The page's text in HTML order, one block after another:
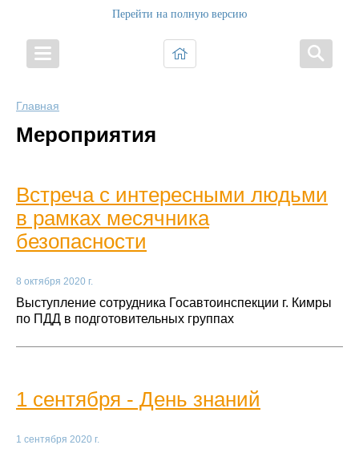
Перейти на полную версию
Главная
Мероприятия
Встреча с интересными людьми
в рамках месячника
безопасности
8 октября 2020 г.
Выступление сотрудника Госавтоинспекции г. Кимры
по ПДД в подготовительных группах
1 сентября - День знаний
1 сентября 2020 г.